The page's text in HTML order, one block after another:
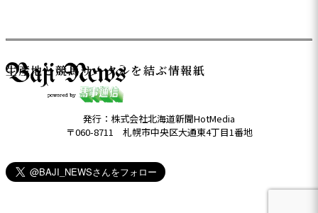
生産地と競馬サークルを結ぶ情報紙
発行：株式会社北海道新聞HotMedia
〒060-8711 札幌市中央区大通東4丁目1番地